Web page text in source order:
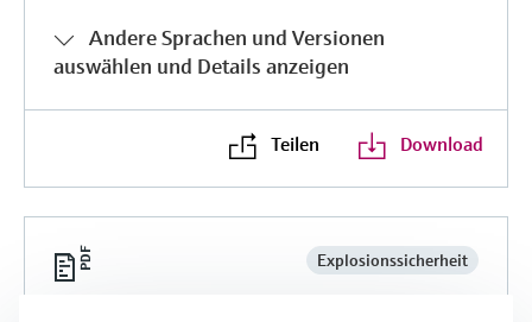
Andere Sprachen und Versionen
auswählen und Details anzeigen
Teilen Download
Explosionssicherheit